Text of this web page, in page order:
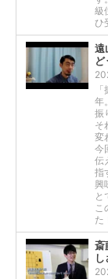
級
ひ
遠
年。
振
そ
変
今
伝
指
興
と
た
斎
し